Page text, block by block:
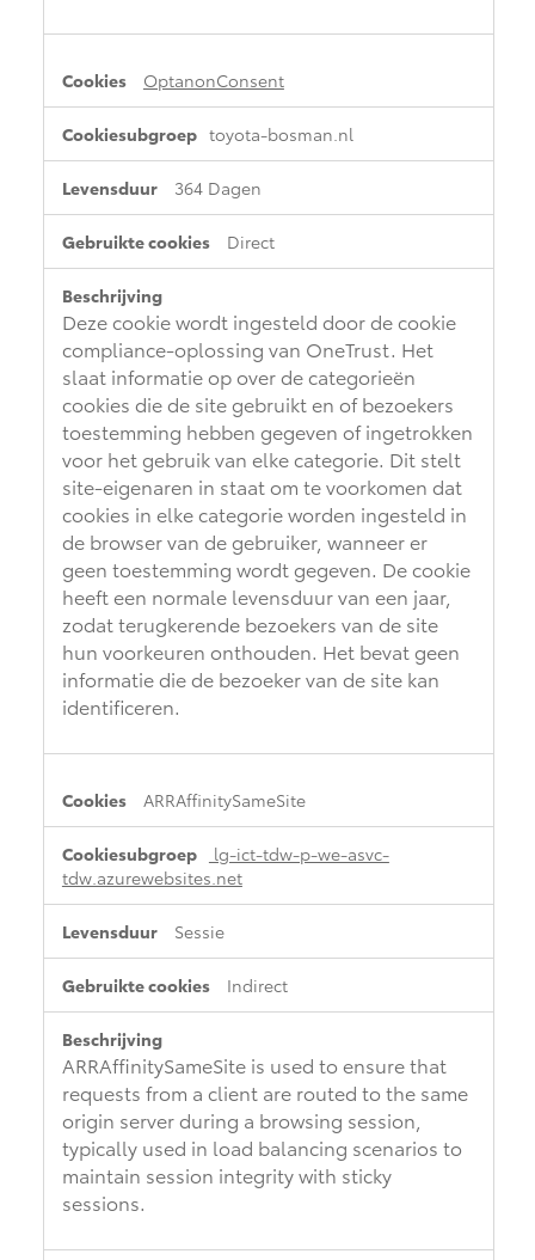
OptanonConsent
toyota-bosman.nl
364 Dagen
Direct
Deze cookie wordt ingesteld door de cookie
compliance-oplossing van OneTrust. Het
slaat informatie op over de categorieën
cookies die de site gebruikt en of bezoekers
toestemming hebben gegeven of ingetrokken
voor het gebruik van elke categorie. Dit stelt
site-eigenaren in staat om te voorkomen dat
cookies in elke categorie worden ingesteld in
de browser van de gebruiker, wanneer er
geen toestemming wordt gegeven. De cookie
heeft een normale levensduur van een jaar,
zodat terugkerende bezoekers van de site
hun voorkeuren onthouden. Het bevat geen
informatie die de bezoeker van de site kan
identificeren.
ARRAffinitySameSite
lg-ict-tdw-p-we-asvc-
tdw.azurewebsites.net
Sessie
Indirect
ARRAffinitySameSite is used to ensure that
requests from a client are routed to the same
origin server during a browsing session,
typically used in load balancing scenarios to
maintain session integrity with sticky
sessions.